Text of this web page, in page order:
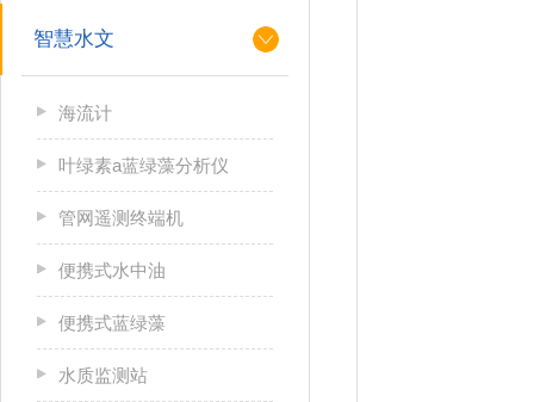
智慧水文
海流计
叶绿素a蓝绿藻分析仪
管网遥测终端机
便携式水中油
便携式蓝绿藻
水质监测站